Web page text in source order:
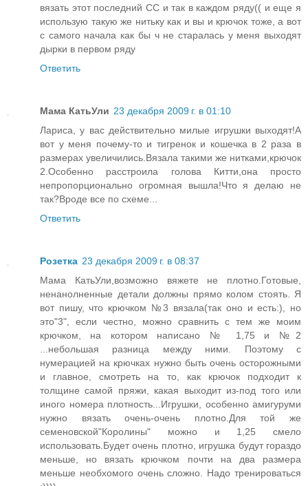
вязать этот последний СС и так в каждом ряду(( и еще я
использую такую же нитьку как и вы и крючок тоже, а вот
с самого начала как бы ч не старалась у меня выходят
дырки в первом ряду
Ответить
Мама КатьУли 23 декабря 2009 г. в 01:10
Лариса, у вас действительно милые игрушки выходят!А
вот у меня почему-то и тигренок и кошечка в 2 раза в
размерах увеличились.Вязала такими же нитками,крючок
2.Особенно расстроила голова Китти,она просто
непропорционально огромная вышла!Что я делаю не
так?Вроде все по схеме...
Ответить
Розетка 23 декабря 2009 г. в 08:37
Мама КатьУли,возможно вяжете не плотно.Готовые,
ненанолненные детали должны прямо колом стоять. Я
вот пишу, что крючком №3 вязала(так оно и есть:), но
это"3", если честно, можно сравнить с тем же моим
крючком, на котором написано № 1,75 и №2
...небольшая разница между ними. Поэтому с
нумерацией на крючках нужно быть очень осторожными
и главное, смотреть на то, как крючок подходит к
толщине самой пряжи, какая выходит из-под того или
иного номера плотность...Игрушки, особенно амигуруми
нужно вязать очень-очень плотно.Для той же
семеновской"Королины" можно и 1,25 смело
использовать.Будет очень плотно, игрушка будут гораздо
меньше, но вязать крючком почти на два размера
меньше необхомого очень сложно. Надо тренироваться